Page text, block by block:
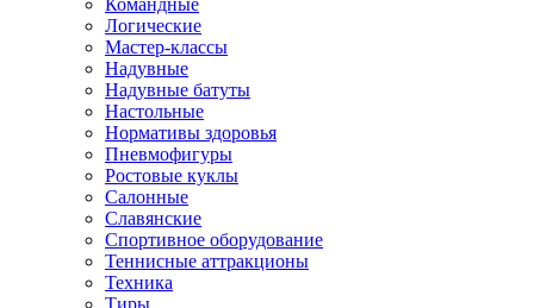
Командные
Логические
Мастер-классы
Надувные
Надувные батуты
Настольные
Нормативы здоровья
Пневмофигуры
Ростовые куклы
Салонные
Славянские
Спортивное оборудование
Теннисные аттракционы
Техника
Тиры